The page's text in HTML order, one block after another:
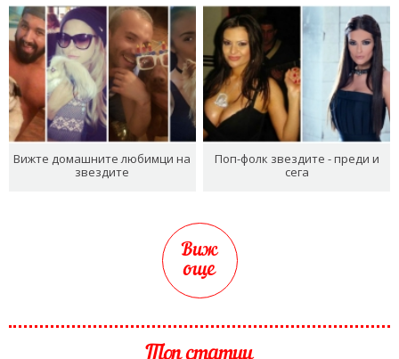
Вижте домашните любимци на
звездите
Поп-фолк звездите - преди и
сега
Виж
още
Топ статии